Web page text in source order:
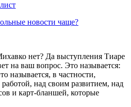
новости чаще?
нет? Да выступления Тиаре
на ваш вопрос. Это называется:
называется, в частности,
работой, над своим развитием, над
и карт-бланшей, которые